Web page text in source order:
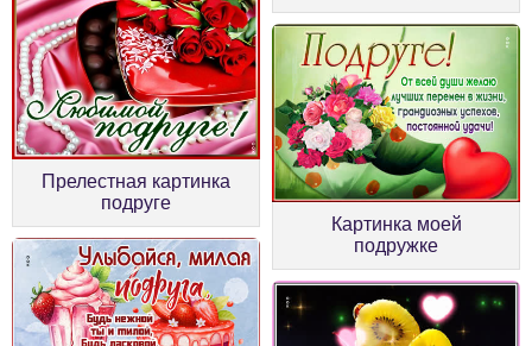
Прелестная картинка
подруге
Картинка моей
подружке